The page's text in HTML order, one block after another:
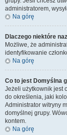
administratorem,
Na górę
Dlaczego niektóre
Możliwe, że
identyfikowanie
Na górę
Co to jest Domyślna
Jeżeli użytkownik jest
do określenia, jaki
Administrator witryny
domyślnej grupy.
kontem.
Na górę